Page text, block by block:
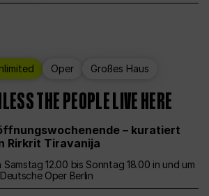
Oper Großes Haus
THE PEOPLE LIVE HERE
– kuratiert
Rirkrit Tiravanija
Samstag 12.00 bis Sonntag 18.00 in und um
Oper Berlin